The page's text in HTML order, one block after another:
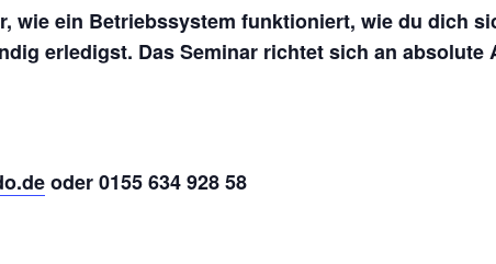
wie ein Betriebssystem funktioniert, wie du dich
erledigst. Das Seminar richtet sich an absolute
oder 0155 634 928 58